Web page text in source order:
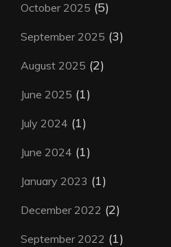
October 2025 (5)
September 2025 (3)
August 2025 (2)
June 2025 (1)
July 2024 (1)
June 2024 (1)
January 2023 (1)
December 2022 (2)
September 2022 (1)